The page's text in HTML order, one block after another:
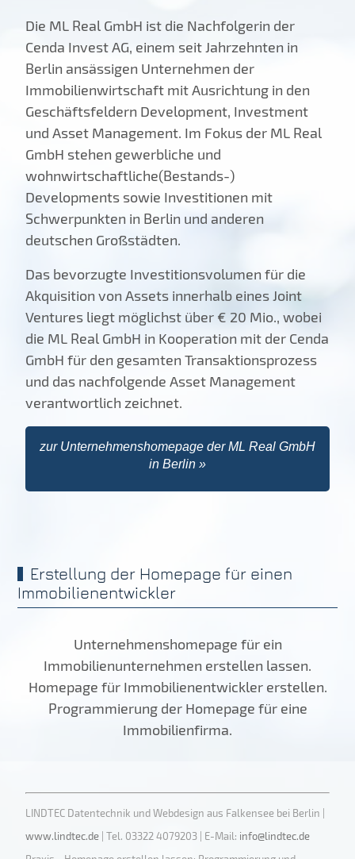
Die ML Real GmbH ist die Nachfolgerin der
Cenda Invest AG, einem seit Jahrzehnten in
Berlin ansässigen Unternehmen der
Immobilienwirtschaft mit Ausrichtung in den
Geschäftsfeldern Development, Investment
und Asset Management. Im Fokus der ML Real
GmbH stehen gewerbliche und
wohnwirtschaftliche(Bestands-)
Developments sowie Investitionen mit
Schwerpunkten in Berlin und anderen
deutschen Großstädten.
Das bevorzugte Investitionsvolumen für die
Akquisition von Assets innerhalb eines Joint
Ventures liegt möglichst über € 20 Mio., wobei
die ML Real GmbH in Kooperation mit der Cenda
GmbH für den gesamten Transaktionsprozess
und das nachfolgende Asset Management
verantwortlich zeichnet.
zur Unternehmenshomepage der ML Real GmbH
in Berlin »
Erstellung der Homepage für einen
Immobilienentwickler
Unternehmenshomepage für ein
Immobilienunternehmen erstellen lassen.
Homepage für Immobilienentwickler erstellen.
Programmierung der Homepage für eine
Immobilienfirma.
LINDTEC Datentechnik und Webdesign aus Falkensee bei Berlin |
www.lindtec.de | Tel. 03322 4079203 | E-Mail: info@lindtec.de